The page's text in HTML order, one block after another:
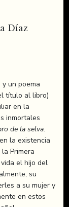
Díaz
un poema
título al libro)
en la
inmortales
de la selva.
la existencia
Primera
el hijo del
su
a su mujer y
en estos